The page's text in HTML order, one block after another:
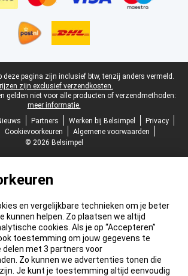
deze pagina zijn inclusief btw, tenzij anders vermeld.
zijn exclusief verzendkosten.
gelden niet voor alle producten of verzendmethoden:
meer informatie.
Partners Werken bij Belsimpel
Privacy
Cookievoorkeuren
Algemene voorwaarden
© 2026 Belsimpel
en vergelijkbare technieken om je beter
kunnen helpen. Zo plaatsen we altijd
cookies. Als je op “Accepteren”
toestemming om jouw gegevens te
delen met 3 partners voor
Zo kunnen we advertenties tonen die
Je kunt je toestemming altijd eenvoudig